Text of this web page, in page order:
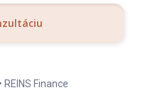
Finance